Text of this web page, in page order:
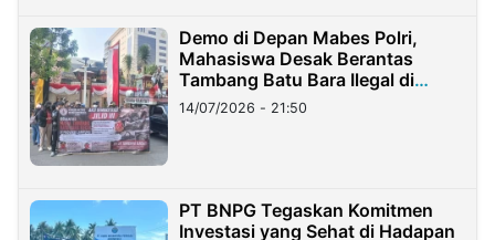
Demo di Depan Mabes Polri,
Mahasiswa Desak Berantas
Tambang Batu Bara Ilegal di
Lampung
14/07/2026 - 21:50
PT BNPG Tegaskan Komitmen
Investasi yang Sehat di Hadapan